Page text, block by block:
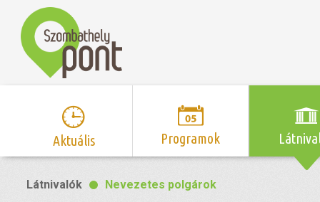
Aktuális Programok
Program naptár
Szent Márton
Hírek
Látnivalók Nevezetes polgárok